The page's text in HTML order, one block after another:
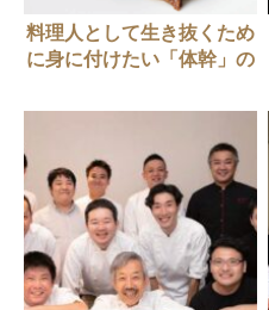
料理人として生き抜くため
に身に付けたい「体幹」の